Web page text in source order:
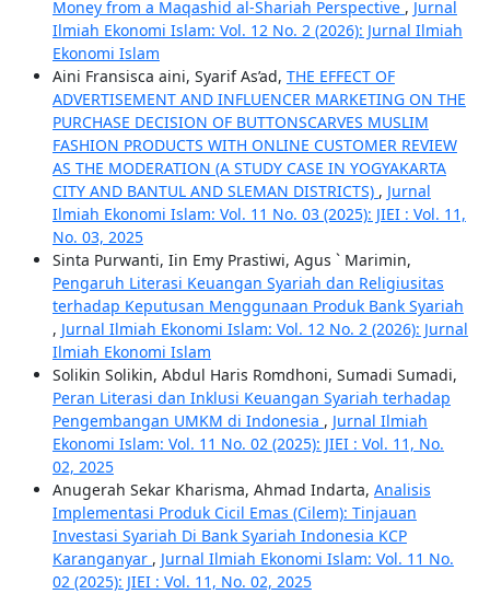
Money from a Maqashid al-Shariah Perspective , Jurnal
Ilmiah Ekonomi Islam: Vol. 12 No. 2 (2026): Jurnal Ilmiah
Ekonomi Islam
Aini Fransisca aini, Syarif As’ad, THE EFFECT OF
ADVERTISEMENT AND INFLUENCER MARKETING ON THE
PURCHASE DECISION OF BUTTONSCARVES MUSLIM
FASHION PRODUCTS WITH ONLINE CUSTOMER REVIEW
AS THE MODERATION (A STUDY CASE IN YOGYAKARTA
CITY AND BANTUL AND SLEMAN DISTRICTS) , Jurnal
Ilmiah Ekonomi Islam: Vol. 11 No. 03 (2025): JIEI : Vol. 11,
No. 03, 2025
Sinta Purwanti, Iin Emy Prastiwi, Agus ` Marimin,
Pengaruh Literasi Keuangan Syariah dan Religiusitas
terhadap Keputusan Menggunaan Produk Bank Syariah
, Jurnal Ilmiah Ekonomi Islam: Vol. 12 No. 2 (2026): Jurnal
Ilmiah Ekonomi Islam
Solikin Solikin, Abdul Haris Romdhoni, Sumadi Sumadi,
Peran Literasi dan Inklusi Keuangan Syariah terhadap
Pengembangan UMKM di Indonesia , Jurnal Ilmiah
Ekonomi Islam: Vol. 11 No. 02 (2025): JIEI : Vol. 11, No.
02, 2025
Anugerah Sekar Kharisma, Ahmad Indarta, Analisis
Implementasi Produk Cicil Emas (Cilem): Tinjauan
Investasi Syariah Di Bank Syariah Indonesia KCP
Karanganyar , Jurnal Ilmiah Ekonomi Islam: Vol. 11 No.
02 (2025): JIEI : Vol. 11, No. 02, 2025